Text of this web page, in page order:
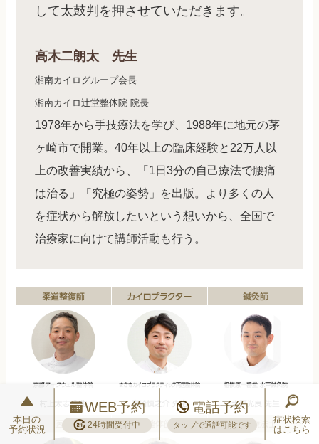
して太鼓判を押させていただきます。
高木二朗太 先生
湘南カイログループ会長
湘南カイロ辻堂整体院 院長
1978年から手技療法を学び、1988年に地元の茅
ヶ崎市で開業。40年以上の臨床経験と22万人以
上の改善実績から、「1日3分の自己療法で腰痛
は治る」「究極の姿勢」を出版。より多くの人
を症状から解放したいという想いから、全国で
治療家に向けて講師活動も行う。
本日の
予約状況
WEB予約
24時間受付中
電話予約
タップで通話可能です
症状検索
はこちら